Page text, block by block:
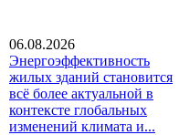
06.08.2026
Энергоэффективность
жилых зданий становится
всё более актуальной в
контексте глобальных
изменений климата и...